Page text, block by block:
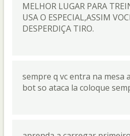
MELHOR LUGAR PARA
USA O ESPECIAL,ASSIM
DESPERDIÇA TIRO.
sempre q vc entra na
bot so ataca la coloque